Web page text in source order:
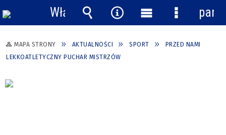
MAPA STRONY AKTUALNOŚCI SPORT
PRZED NAMI
LEKKOATLETYCZNY PUCHAR MISTRZÓW
Włącz
powiadomienia
Wyszukiwarka
Narzędzia
Menu
główne
Menu
panel